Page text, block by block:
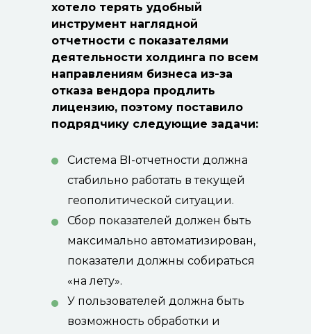
Система BI-отчетности должна
стабильно работать в текущей
геополитической ситуации.
Сбор показателей должен быть
максимально автоматизирован,
показатели должны собираться
«на лету».
У пользователей должна быть
возможность обработки и
хотело терять удобный
инструмент наглядной
отчетности с показателями
деятельности холдинга по всем
направлениям бизнеса из-за
отказа вендора продлить
лицензию, поэтому поставило
подрядчику следующие задачи: